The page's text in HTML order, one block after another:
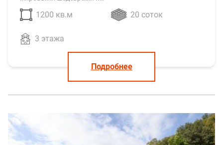
1200 кв.м 20 соток
3 этажа
Подробнее